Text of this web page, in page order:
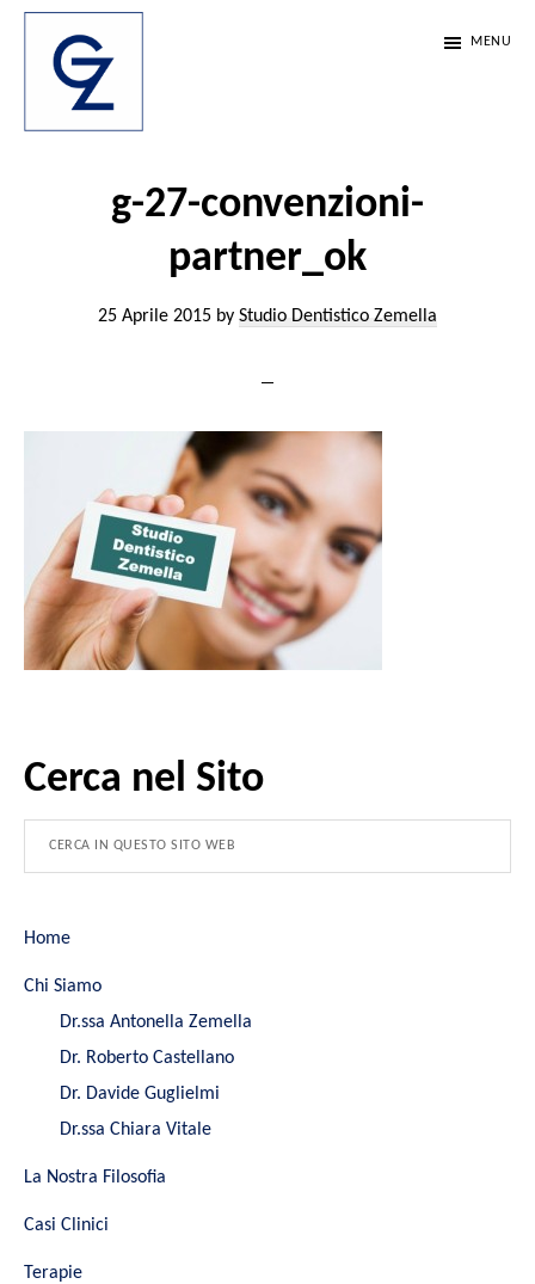
Passa
contenuto
principale
Passa
laterale
Passa
Zemella
MENU
g-27-convenzioni-
partner_ok
25 Aprile 2015 by Studio Dentistico Zemella
Cerca nel Sito
Home
Chi Siamo
Dr.ssa Antonella Zemella
Dr. Roberto Castellano
Dr. Davide Guglielmi
Dr.ssa Chiara Vitale
La Nostra Filosofia
Casi Clinici
Terapie